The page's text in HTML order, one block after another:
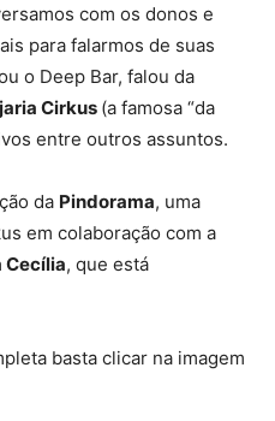
com os donos e
para falarmos de suas
o Deep Bar, falou da
Cirkus (a famosa “da
entre outros assuntos.
da Pindorama, uma
em colaboração com a
Cecília, que está
basta clicar na imagem